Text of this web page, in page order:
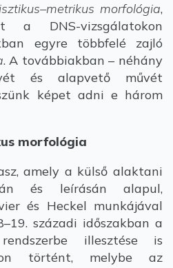
morfológia,
a DNS-vizsgálatokon
egyre többfelé zajló
. A továbbiakban – néhány
és alapvető művét
képet adni e három
morfológia
amely a külső alaktani
és leírásán alapul,
és Heckel munkájával
századi időszakban a
illesztése is
történt, melybe az